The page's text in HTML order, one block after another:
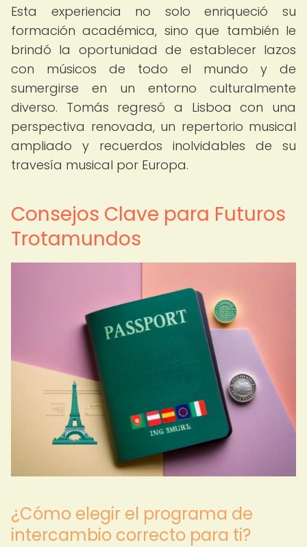
Esta experiencia no solo enriqueció su
formación académica, sino que también le
brindó la oportunidad de establecer lazos
con músicos de todo el mundo y de
sumergirse en un entorno culturalmente
diverso. Tomás regresó a Lisboa con una
perspectiva renovada, un repertorio musical
ampliado y recuerdos inolvidables de su
travesía musical por Europa.
Consejos Clave para Futuros
Trotamundos
¿Cómo elegir el programa de
intercambio correcto para ti?